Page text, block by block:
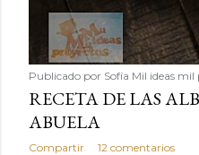
Publicado por Sofía Mil ideas mil
RECETA DE LAS
ABUELA
Compartir 12 comentarios